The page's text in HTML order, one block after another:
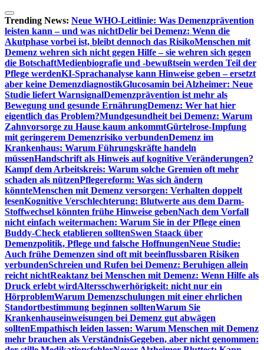
Zum
Inhalt
springen
Trending News: Neue WHO-Leitlinie: Was Demenzprävention
leisten kann – und was nichtDelir bei Demenz: Wenn die
Akutphase vorbei ist, bleibt dennoch das RisikoMenschen mit
Demenz wehren sich nicht gegen Hilfe – sie wehren sich gegen
die BotschaftMedienbiografie und -bewußtsein werden Teil der
Pflege werdenKI-Sprachanalyse kann Hinweise geben – ersetzt
aber keine DemenzdiagnostikGlucosamin bei Alzheimer: Neue
Studie liefert WarnsignalDemenzprävention ist mehr als
Bewegung und gesunde ErnährungDemenz: Wer hat hier
eigentlich das Problem?Mundgesundheit bei Demenz: Warum
Zahnvorsorge zu Hause kaum ankommtGürtelrose-Impfung
mit geringerem Demenzrisiko verbundenDemenz im
Krankenhaus: Warum Führungskräfte handeln
müssenHandschrift als Hinweis auf kognitive Veränderungen?
Kampf dem Arbeitskreis: Warum solche Gremien oft mehr
schaden als nützenPflegereform: Was sich ändern
könnteMenschen mit Demenz versorgen: Verhalten doppelt
lesenKognitive Verschlechterung: Blutwerte aus dem Darm-
Stoffwechsel könnten frühe Hinweise gebenNach dem Vorfall
nicht einfach weitermachen: Warum Sie in der Pflege einen
Buddy-Check etablieren solltenSwen Staack über
Demenzpolitik, Pflege und falsche HoffnungenNeue Studie:
Auch frühe Demenzen sind oft mit beeinflussbaren Risiken
verbundenSchreien und Rufen bei Demenz: Beruhigen allein
reicht nichtReaktanz bei Menschen mit Demenz: Wenn Hilfe als
Druck erlebt wirdAltersschwerhörigkeit: nicht nur ein
HörproblemWarum Demenzschulungen mit einer ehrlichen
Standortbestimmung beginnen solltenWarum Sie
Krankenhauseinweisungen bei Demenz gut abwägen
solltenEmpathisch leiden lassen: Warum Menschen mit Demenz
mehr brauchen als VerständnisGegeben, aber nicht genommen: